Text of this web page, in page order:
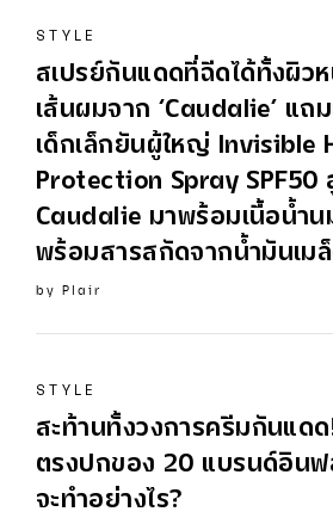
STYLE
สเปรย์กันแดดที่ฉีดได้ทั้งผิว
เส้นผมจาก ‘Caudalie’ แถ
เด็กเล็กยันผู้ใหญ่ Invisible
Protection Spray SPF50
Caudalie มาพร้อมเนื้อน้ำน
พร้อมสารสกัดจากน้ำมันเม
by Plair
STYLE
สะท้านทั้งวงการครีมกันแด
ตรงปกของ 20 แบรนด์อินฟ
จะทำอย่างไร?